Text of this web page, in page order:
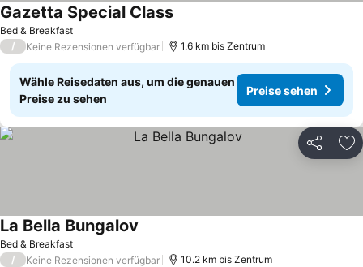
Bed & Breakfast
Gazetta Special Class
/ Keine Rezensionen verfügbar 1.6 km bis Zentrum
Wähle Reisedaten aus, um die genauen
Preise zu sehen
Preise sehen
Teilen
Bed & Breakfast
La Bella Bungalov
/ Keine Rezensionen verfügbar 10.2 km bis Zentrum